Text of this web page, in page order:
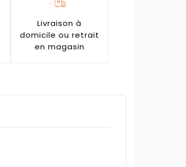
Livraison à
domicile ou retrait
en magasin